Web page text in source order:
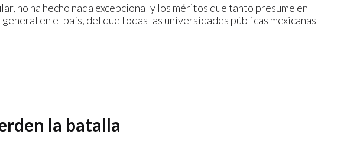
no ha hecho nada excepcional y los méritos que tanto presume en
en el país, del que todas las universidades públicas mexicanas
la batalla